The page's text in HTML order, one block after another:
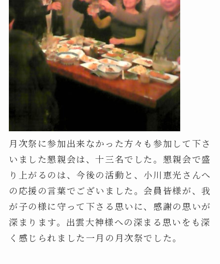
月次祭に参加出来なかった方々も参加して下さ
いました懇親会は、十三名でした。懇親会で盛
り上がるのは、今後の活動と、小川恵光さんへ
の応援の言葉でございました。会員皆様が、我
が子の様に守って下さる思いに、感謝の思いが
深まります。出雲大神様への深まる思いをも深
く感じられました一月の月次祭でした。